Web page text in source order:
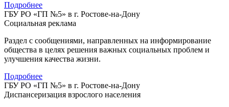
Подробнее
ГБУ РО «ГП №5» в г. Ростове-на-Дону
Социальная реклама
Раздел с сообщениями, направленных на информирование
общества в целях решения важных социальных проблем и
улучшения качества жизни.
Подробнее
ГБУ РО «ГП №5» в г. Ростове-на-Дону
Диспансеризация взрослого населения